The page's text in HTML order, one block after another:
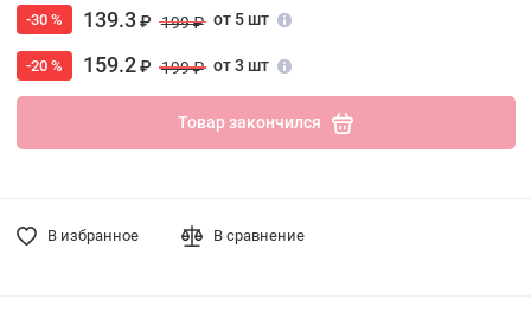
-30 % 139.3₽ 199 ₽ от 5 шт
-20 % 159.2₽ 199 ₽ от 3 шт
Товар закончился
В избранное В сравнение